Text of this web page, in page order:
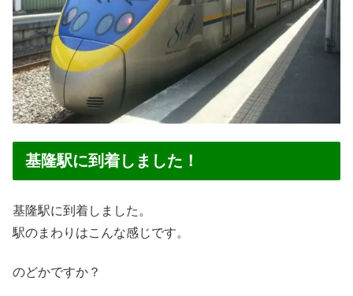
基隆駅に到着しました！
基隆駅に到着しました。
駅のまわりはこんな感じです。
のどかですか？